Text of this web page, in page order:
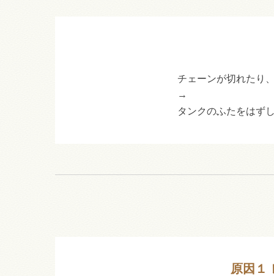
チェーンが切れたり
→
タンクのふたをはず
原因１